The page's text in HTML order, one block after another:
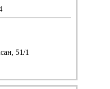
51/1